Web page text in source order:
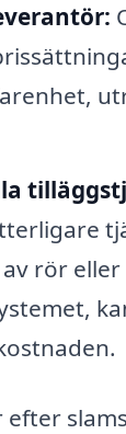
rör
efter